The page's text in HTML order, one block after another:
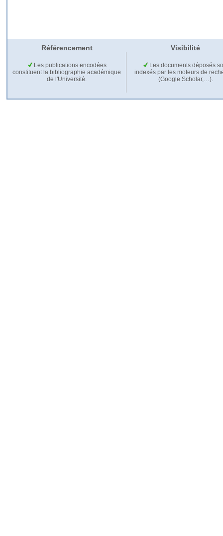
Référencement Visibilité
Les publications encodées
constituent la bibliographie académique
de l'Université.
Les documents déposés
indexés par les moteurs de
(Google Scholar,…).